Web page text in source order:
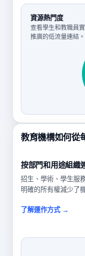
資源熱門度
查看學生和教職員
推廣的低流量連結。
教育機構如何從
按部門和用途組織
招生、學術、學生服
明確的所有權減少了
了解運作方式 →